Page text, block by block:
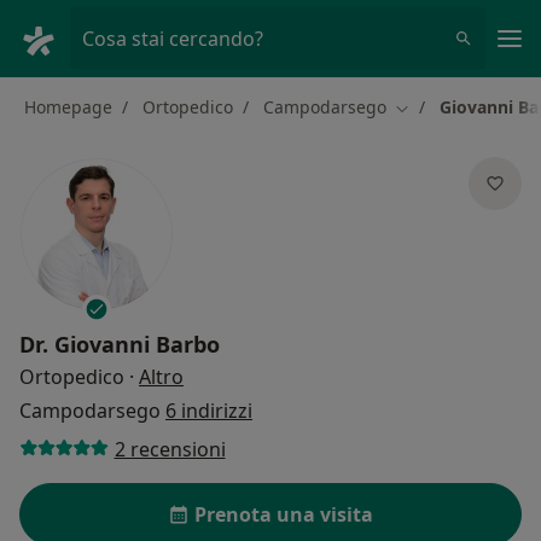
Cosa stai cercando?
Homepage Ortopedico Campodarsego Cambia città
Giovanni
Dr. Giovanni Barbo
Ortopedico · Altro
Campodarsego 6 indirizzi
2 recensioni
Prenota una visita